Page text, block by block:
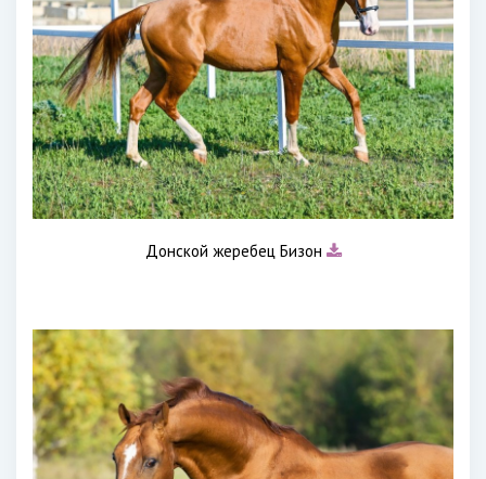
Донской жеребец Бизон